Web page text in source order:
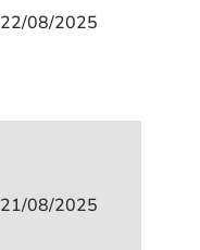
22/08/2025
21/08/2025